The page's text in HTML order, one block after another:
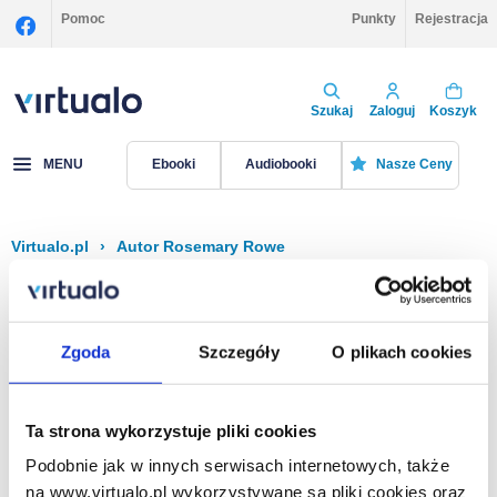
Zgoda Szczegóły O plikach cookies
Ta strona wykorzystuje pliki cookies
Podobnie jak w innych serwisach internetowych, także
na www.virtualo.pl wykorzystywane są pliki cookies oraz
Pomoc Punkty Rejestracja
Szukaj Zaloguj Koszyk
MENU Ebooki Audiobooki Nasze Ceny
Virtualo.pl › Autor Rosemary Rowe
Filtruj Sortuj
Na stronie